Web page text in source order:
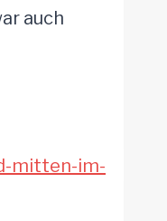
auch